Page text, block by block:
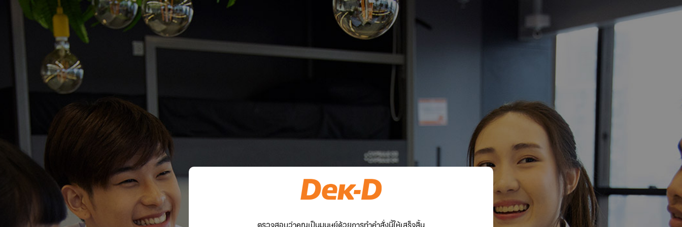
ตรวจสอบว่าคุณเป็นมนุษย์ด้วยการทำคำสั่งนี้ให้เสร็จสิ้น